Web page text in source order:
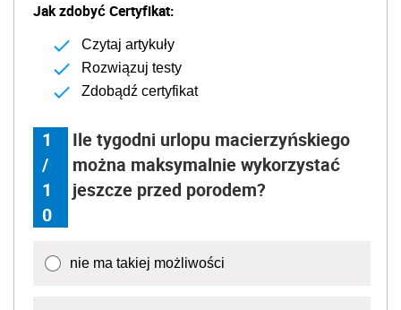
Jak zdobyć Certyfikat:
Czytaj artykuły
Rozwiązuj testy
Zdobądź certyfikat
1
/
1
0
Ile tygodni urlopu macierzyńskiego
można maksymalnie wykorzystać
jeszcze przed porodem?
nie ma takiej możliwości